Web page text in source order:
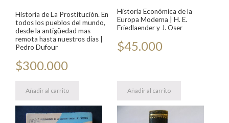
Historia de La Prostitución. En
todos los pueblos del mundo,
desde la antigüedad mas
remota hasta nuestros días |
Pedro Dufour
$300.000
Añadir al carrito
Historia Económica de la
Europa Moderna | H. E.
Friedlaender y J. Oser
$45.000
Añadir al carrito